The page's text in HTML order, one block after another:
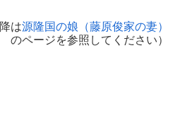
は源隆国の娘（藤原俊家の妻）
のページを参照してください）